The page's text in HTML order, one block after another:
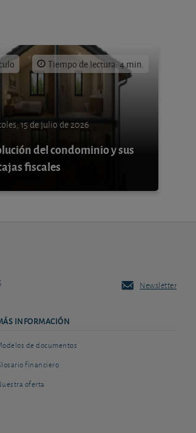
Tiempo de lectura: 4 min.
15 de julio de 2026
del condominio y sus
fiscales
Newsletter
INFORMACIÓN
de documentos
financiero
oferta